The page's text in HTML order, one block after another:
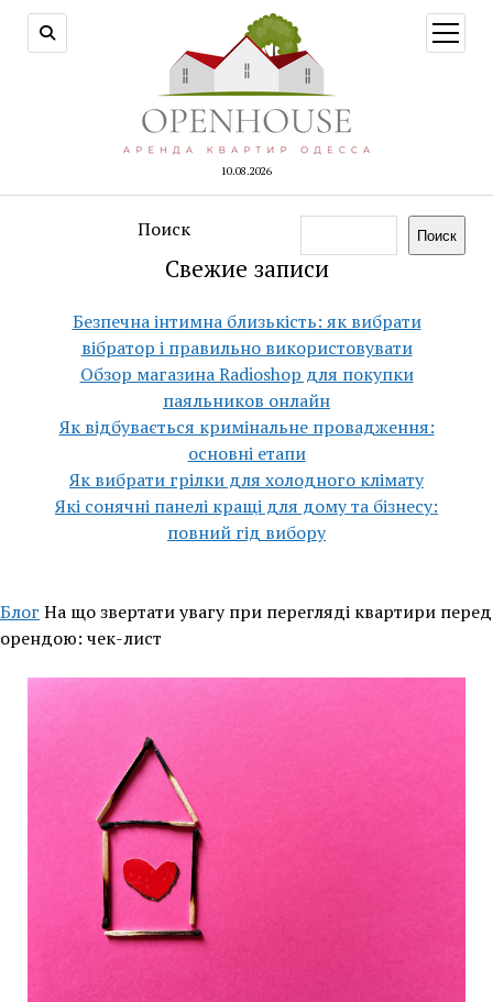
10.08.2026
меню
Поиск Поиск
Свежие записи
Безпечна інтимна близькість: як вибрати
вібратор і правильно використовувати
Обзор магазина Radioshop для покупки
паяльников онлайн
Як відбувається кримінальне провадження:
основні етапи
Як вибрати грілки для холодного клімату
Які сонячні панелі кращі для дому та бізнесу:
повний гід вибору
Блог На що звертати увагу при перегляді квартири перед
орендою: чек-лист